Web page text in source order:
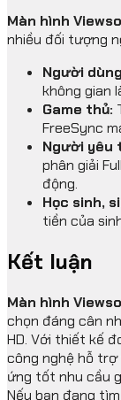
Màn hình
nhiều đối tượng
Người
không gian
Game thủ:
FreeSync
Người yêu
phân giải
động.
Học sinh,
tiền của
Kết luận
Màn hình
chọn đáng cân
HD. Với thiết kế
công nghệ hỗ trợ
ứng tốt nhu cầu
Nếu bạn đang